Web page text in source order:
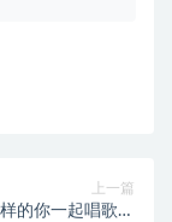
上一篇
的你一起唱歌，